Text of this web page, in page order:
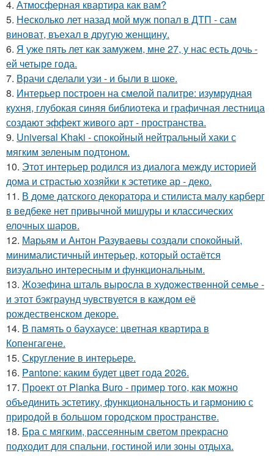
4. Атмосферная квартира как вам?
5. Несколько лет назад мой муж попал в ДТП - сам
виноват, въехал в другую женщину.
6. Я уже пять лет как замужем, мне 27, у нас есть дочь -
ей четыре года.
7. Врачи сделали узи - и были в шоке.
8. Интерьер построен на смелой палитре: изумрудная
кухня, глубокая синяя библиотека и графичная лестница
создают эффект живого арт - пространства.
9. Universal Khaki - спокойный нейтральный хаки с
мягким зеленым подтоном.
10. Этот интерьер родился из диалога между историей
дома и страстью хозяйки к эстетике ар - деко.
11. В доме датского декоратора и стилиста малу карберг
в ведбеке нет привычной мишуры и классических
елочных шаров.
12. Марьям и Антон Разуваевы создали спокойный,
минималистичный интерьер, который остаётся
визуально интересным и функциональным.
13. Жозефина шталь выросла в художественной семье -
и этот бэкграунд чувствуется в каждом её
рождественском декоре.
14. В память о баухаусе: цветная квартира в
Копенгагене.
15. Скругление в интерьере.
16. Pantone: каким будет цвет года 2026.
17. Проект от Planka Buro - пример того, как можно
объединить эстетику, функциональность и гармонию с
природой в большом городском пространстве.
18. Бра с мягким, рассеянным светом прекрасно
подходит для спальни, гостиной или зоны отдыха.